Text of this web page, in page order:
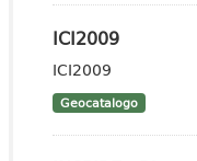
ICI2009
ICI2009
Geocatalogo